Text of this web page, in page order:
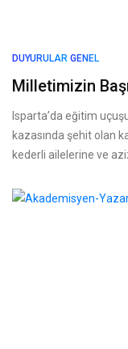
DUYURULAR GENEL
Milletimizin
Isparta’da eğitim
kazasında şehit olan
kederli ailelerine ve